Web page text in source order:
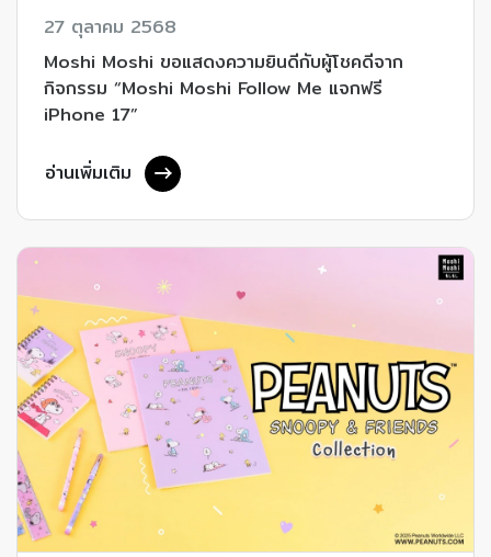
27 ตุลาคม 2568
Moshi Moshi ขอแสดงความยินดีกับผู้โชคดีจาก
กิจกรรม “Moshi Moshi Follow Me แจกฟรี
iPhone 17”
อ่านเพิ่มเติม